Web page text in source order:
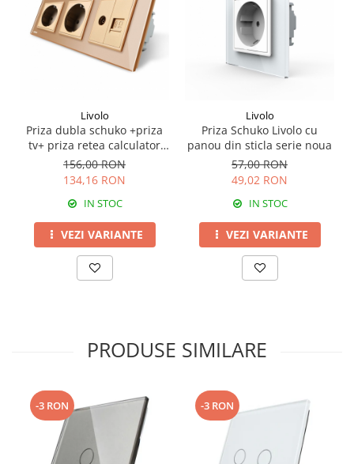
Livolo
Priza dubla schuko +priza
tv+ priza retea calculator
Livolo
156,00 RON
134,16 RON
IN STOC
VEZI VARIANTE
Livolo
Priza Schuko Livolo cu
panou din sticla serie noua
57,00 RON
49,02 RON
IN STOC
VEZI VARIANTE
PRODUSE SIMILARE
-3 RON -3 RON